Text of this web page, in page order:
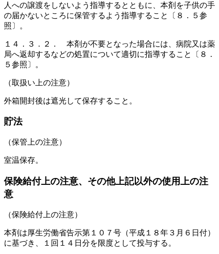
人への譲渡をしないよう指導するとともに、本剤を子供の手
の届かないところに保管するよう指導すること〔８．５参
照〕。
１４．３．２． 本剤が不要となった場合には、病院又は薬
局へ返却するなどの処置について適切に指導すること〔８．
５参照〕。
（取扱い上の注意）
外箱開封後は遮光して保存すること。
貯法
（保管上の注意）
室温保存。
保険給付上の注意、その他上記以外の使用上の注
意
（保険給付上の注意）
本剤は厚生労働省告示第１０７号（平成１８年３月６日付）
に基づき、１回１４日分を限度として投与する。